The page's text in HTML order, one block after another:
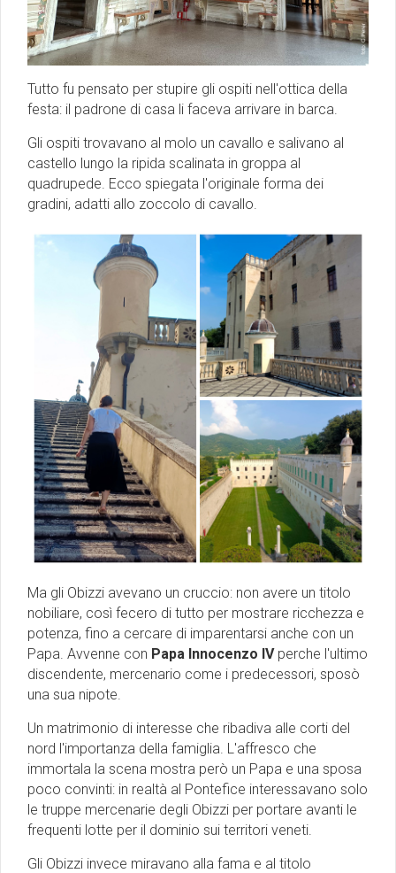
Tutto fu pensato per stupire gli ospiti nell'ottica della
festa: il padrone di casa li faceva arrivare in barca.
Gli ospiti trovavano al molo un cavallo e salivano al
castello lungo la ripida scalinata in groppa al
quadrupede. Ecco spiegata l'originale forma dei
gradini, adatti allo zoccolo di cavallo.
Ma gli Obizzi avevano un cruccio: non avere un titolo
nobiliare, così fecero di tutto per mostrare ricchezza e
potenza, fino a cercare di imparentarsi anche con un
Papa. Avvenne con Papa Innocenzo IVperche l'ultimo
discendente, mercenario come i predecessori, sposò
una sua nipote.
Un matrimonio di interesse che ribadiva alle corti del
nord l'importanza della famiglia. L'affresco che
immortala la scena mostra però un Papa e una sposa
poco convinti: in realtà al Pontefice interessavano solo
le truppe mercenarie degli Obizzi per portare avanti le
frequenti lotte per il dominio sui territori veneti.
Gli Obizzi invece miravano alla fama e al titolo